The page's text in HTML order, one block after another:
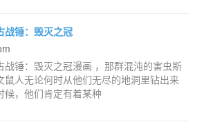
战锤：毁灭之冠
战锤：毁灭之冠漫画 ，那群混沌的害虫斯
鼠人无论何时从他们无尽的地洞里钻出来
候，他们肯定有着某种